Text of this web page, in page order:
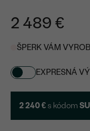
2 489 €
ŠPERK VÁM
EXPRESNÁ
2 240 € s kódom